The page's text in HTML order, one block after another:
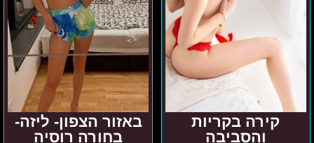
קירה בקריות
והסביבה
באזור הצפון- ליזה-
בחורה רוסיה